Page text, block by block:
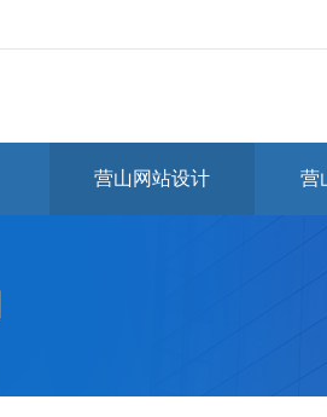
营山网站设计 营